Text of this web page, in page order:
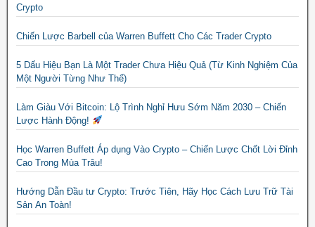
Crypto
Chiến Lược Barbell của Warren Buffett Cho Các Trader Crypto
5 Dấu Hiệu Bạn Là Một Trader Chưa Hiệu Quả (Từ Kinh Nghiệm Của
Một Người Từng Như Thế)
Làm Giàu Với Bitcoin: Lộ Trình Nghỉ Hưu Sớm Năm 2030 – Chiến
Lược Hành Động!
Học Warren Buffett Áp dụng Vào Crypto – Chiến Lược Chốt Lời Đỉnh
Cao Trong Mùa Trâu!
Hướng Dẫn Đầu tư Crypto: Trước Tiên, Hãy Học Cách Lưu Trữ Tài
Sản An Toàn!